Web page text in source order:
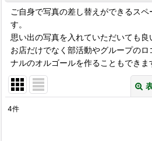
ご自身で写真の差し替えができるス
す。
思い出の写真を入れていただいても良
お店だけでなく部活動やグループの
ナルのオルゴールを作ることもできま
4件